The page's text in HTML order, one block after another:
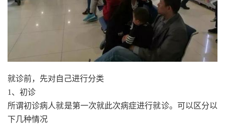
就诊前，先对自己进行分类
1、初诊
所谓初诊病人就是第一次就此次病症进行就诊。可以区分以
下几种情况